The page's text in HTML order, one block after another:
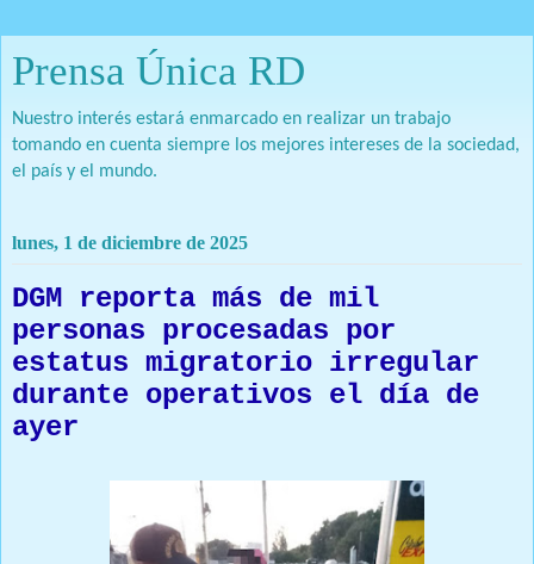
Prensa Única RD
Nuestro interés estará enmarcado en realizar un trabajo
tomando en cuenta siempre los mejores intereses de la sociedad,
el país y el mundo.
lunes, 1 de diciembre de 2025
DGM reporta más de mil
personas procesadas por
estatus migratorio irregular
durante operativos el día de
ayer